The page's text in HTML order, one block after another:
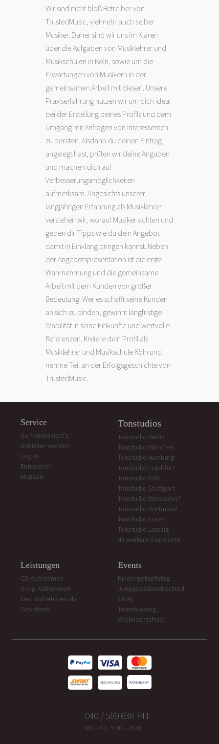
Wir sind nicht bloß Betreiber von
TrustedMusic, vielmehr auch selber
Musiker. Daher sind wir uns im Klaren
über die Aufgaben von Musiklehrer und
Musikschulen in Köln, sowie um die
Erwartungen von Musikern in der
gemeinsamen Arbeit mit diesen. Unsere
Praxiserfahrung nutzen wir um dich ideal
bei der Erstellung deines Profils und dem
Umgang mit Anfragen von Interessenten
zu beraten. Alsdann du deinen Eintrag
angelegt hast, prüfen wir deine Angaben
und machen dich auf
Verbesserungsmöglichkeiten
aufmerksam. Angesichts unserer
langjährigen Erfahrung als Musiklehrer
verstehen wir, worauf Musiker achten und
geben dir Tipps wie du dein Angebot
damit in Einklang bringen kannst. Neben
der Angebotspräsentation ist die erste
Wahrnehmung und die gemeinsame
Arbeit mit dem Kunden von großer
Bedeutung. Wer es schafft seine Kunden
an sich zu binden, gewinnt langfristige
Stabilität in seine Einkünfte und wertvolle
Referenzen. Kreiere dein Profil als
Musiklehrer und Musikschule Köln und
nehme Teil an der Erfolgsgeschichte von
TrustedMusic.
Service
So funktioniert's
Anbieter werden
Log-In
Entdecken
Magazin
Tonstudios
Tonstudio Berlin
Tonstudio München
Tonstudio Hamburg
Tonstudio Frankfurt
Tonstudio Köln
Tonstudio Stuttgart
Tonstudio Düsseldorf
Tonstudio Dortmund
Tonstudio Essen
Tonstudio Leipzig
43 weitere Standorte
Leistungen
CD-Aufnehmen
Song Aufnehmen
Lied aufnehmen als
Geschenk
Events
Kindergeburtstag
Junggesellenabschied
(JGA)
Teambuilding
Weihnachtsfeier
040 / 589 636 741
MO - SO, 9:00 - 20:00